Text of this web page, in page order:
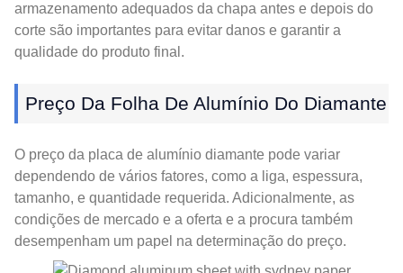
armazenamento adequados da chapa antes e depois do
corte são importantes para evitar danos e garantir a
qualidade do produto final.
Preço Da Folha De Alumínio Do Diamante
O preço da placa de alumínio diamante pode variar
dependendo de vários fatores, como a liga, espessura,
tamanho, e quantidade requerida. Adicionalmente, as
condições de mercado e a oferta e a procura também
desempenham um papel na determinação do preço.